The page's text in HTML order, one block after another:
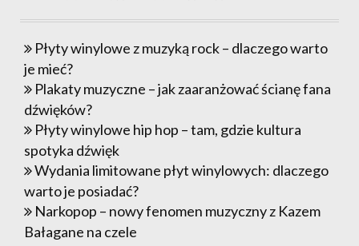
Płyty winylowe z muzyką rock – dlaczego warto
je mieć?
Plakaty muzyczne – jak zaaranżować ścianę fana
dźwięków?
Płyty winylowe hip hop – tam, gdzie kultura
spotyka dźwięk
Wydania limitowane płyt winylowych: dlaczego
warto je posiadać?
Narkopop – nowy fenomen muzyczny z Kazem
Bałagane na czele